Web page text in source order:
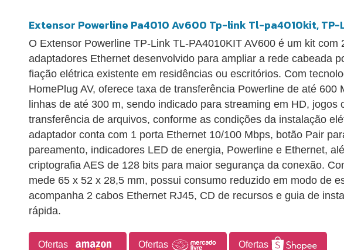
Extensor Powerline Pa4010 Av600 Tp-link Tl-pa4010kit, TP-
O Extensor Powerline TP-Link TL-PA4010KIT AV600 é um kit com
adaptadores Ethernet desenvolvido para ampliar a rede cabeada
fiação elétrica existente em residências ou escritórios. Com
HomePlug AV, oferece taxa de transferência Powerline de até 600
linhas de até 300 m, sendo indicado para streaming em HD, jogos
transferência de arquivos, conforme as condições da instalação
adaptador conta com 1 porta Ethernet 10/100 Mbps, botão Pair
pareamento, indicadores LED de energia, Powerline e Ethernet,
criptografia AES de 128 bits para maior segurança da conexão.
mede 65 x 52 x 28,5 mm, possui consumo reduzido em modo de
acompanha 2 cabos Ethernet RJ45, CD de recursos e guia de
rápida.
Ofertas Ofertas Ofertas